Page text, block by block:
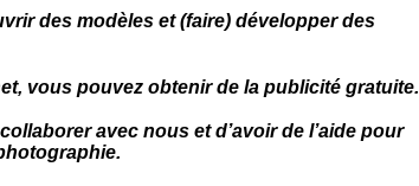
des modèles et (faire) développer des
vous pouvez obtenir de la publicité gratuite.
avec nous et d’avoir de l’aide pour